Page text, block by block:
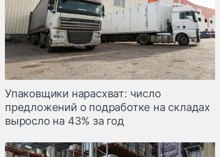
Упаковщики нарасхват: число
предложений о подработке на складах
выросло на 43% за год